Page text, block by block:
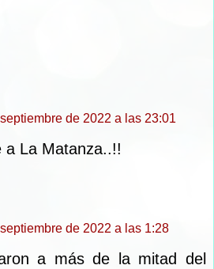
de 2022 a las 23:01
a La Matanza..!!
de 2022 a las 1:28
a más de la mitad del